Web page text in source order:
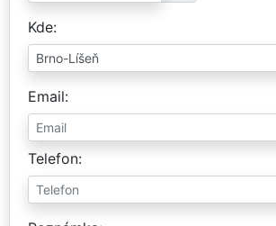
Kde
Email
Telefon